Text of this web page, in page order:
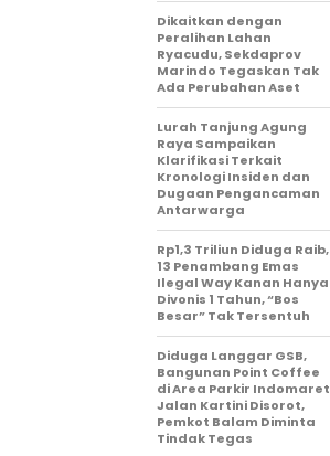
Dikaitkan dengan
Peralihan Lahan
Ryacudu, Sekdaprov
Marindo Tegaskan Tak
Ada Perubahan Aset
Lurah Tanjung Agung
Raya Sampaikan
Klarifikasi Terkait
Kronologi Insiden dan
Dugaan Pengancaman
Antarwarga
Rp1,3 Triliun Diduga Raib,
13 Penambang Emas
Ilegal Way Kanan Hanya
Divonis 1 Tahun, “Bos
Besar” Tak Tersentuh
Diduga Langgar GSB,
Bangunan Point Coffee
di Area Parkir Indomaret
Jalan Kartini Disorot,
Pemkot Balam Diminta
Tindak Tegas